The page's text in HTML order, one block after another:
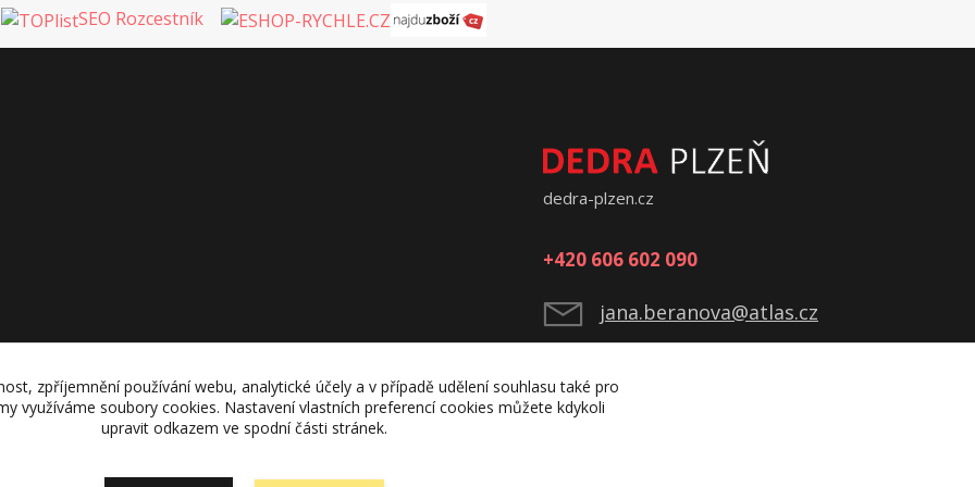
SEO Rozcestník
dedra-plzen.cz
+420 606 602 090
jana.beranova@atlas.cz
zpříjemnění používání webu, analytické účely a v případě udělení souhlasu také pro
využíváme soubory cookies. Nastavení vlastních preferencí cookies můžete kdykoli
upravit odkazem ve spodní části stránek.